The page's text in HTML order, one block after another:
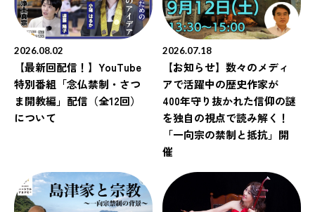
2026.08.02
【最新回配信！】YouTube
特別番組「念仏禁制・さつ
ま開教編」配信（全12回）
について
2026.07.18
【お知らせ】数々のメディ
アで活躍中の歴史作家が
400年守り抜かれた信仰の謎
を独自の視点で読み解く！
「一向宗の禁制と抵抗」開
催